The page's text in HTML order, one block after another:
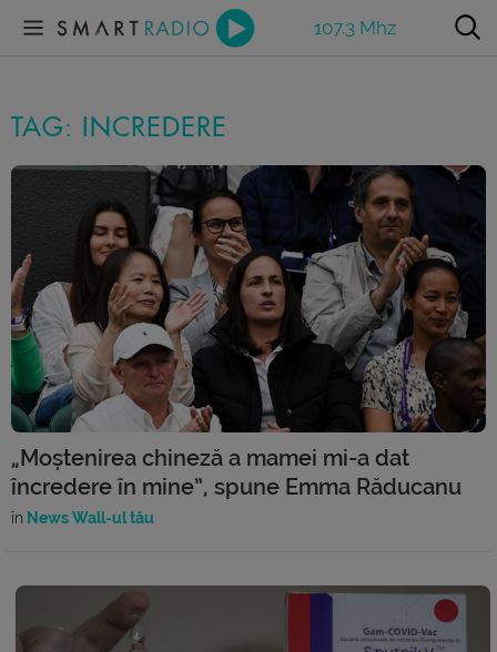
107.3 Mhz
TAG: INCREDERE
„Moștenirea chineză a mamei mi-a dat
încredere în mine”, spune Emma Răducanu
în News Wall-ul tău